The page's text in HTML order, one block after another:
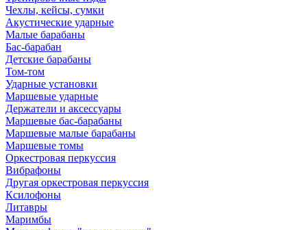
Чехлы, кейсы, сумки
Акустические ударные
Mалые барабаны
Бас-барабан
Детские барабаны
Том-том
Ударные установки
Маршевые ударные
Держатели и аксессуары
Маршевые бас-барабаны
Маршевые малые барабаны
Маршевые томы
Оркестровая перкуссия
Вибрафоны
Другая оркестровая перкуссия
Ксилофоны
Литавры
Маримбы